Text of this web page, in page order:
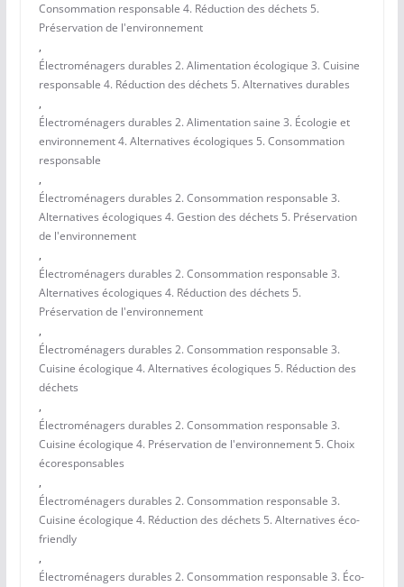
Consommation responsable 4. Réduction des déchets 5.
Préservation de l'environnement
,
Électroménagers durables 2. Alimentation écologique 3. Cuisine
responsable 4. Réduction des déchets 5. Alternatives durables
,
Électroménagers durables 2. Alimentation saine 3. Écologie et
environnement 4. Alternatives écologiques 5. Consommation
responsable
,
Électroménagers durables 2. Consommation responsable 3.
Alternatives écologiques 4. Gestion des déchets 5. Préservation
de l'environnement
,
Électroménagers durables 2. Consommation responsable 3.
Alternatives écologiques 4. Réduction des déchets 5.
Préservation de l'environnement
,
Électroménagers durables 2. Consommation responsable 3.
Cuisine écologique 4. Alternatives écologiques 5. Réduction des
déchets
,
Électroménagers durables 2. Consommation responsable 3.
Cuisine écologique 4. Préservation de l'environnement 5. Choix
écoresponsables
,
Électroménagers durables 2. Consommation responsable 3.
Cuisine écologique 4. Réduction des déchets 5. Alternatives éco-
friendly
,
Électroménagers durables 2. Consommation responsable 3. Éco-